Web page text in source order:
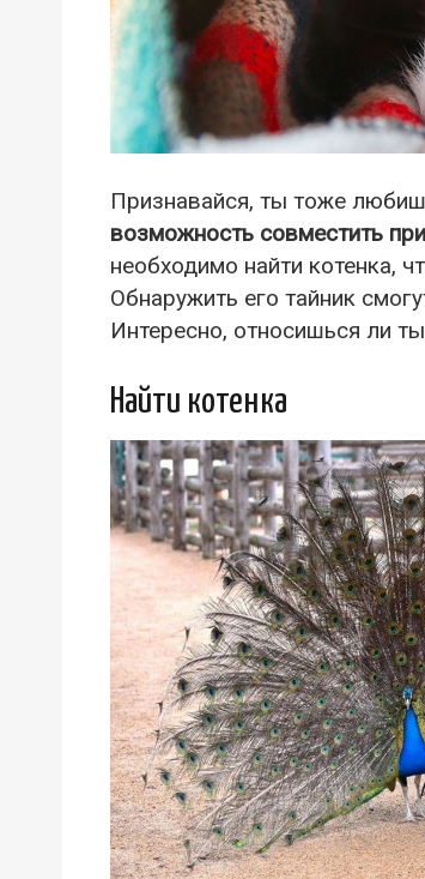
Признавайся, ты тоже
возможность совместить
необходимо найти котенка,
Обнаружить его тайник
Интересно, относишься ли
Найти котенка